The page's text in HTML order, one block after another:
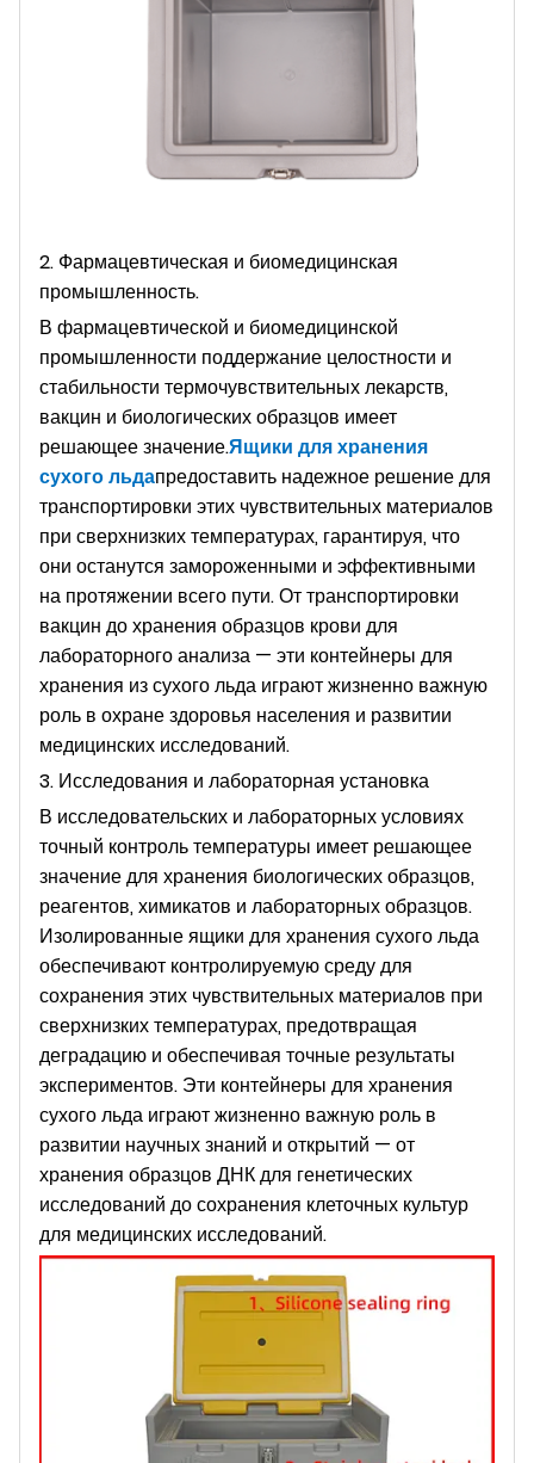
2. Фармацевтическая и биомедицинская
промышленность.
В фармацевтической и биомедицинской
промышленности поддержание целостности и
стабильности термочувствительных лекарств,
вакцин и биологических образцов имеет
решающее значение.Ящики для хранения
сухого льдапредоставить надежное решение для
транспортировки этих чувствительных материалов
при сверхнизких температурах, гарантируя, что
они останутся замороженными и эффективными
на протяжении всего пути. От транспортировки
вакцин до хранения образцов крови для
лабораторного анализа — эти контейнеры для
хранения из сухого льда играют жизненно важную
роль в охране здоровья населения и развитии
медицинских исследований.
3. Исследования и лабораторная установка
В исследовательских и лабораторных условиях
точный контроль температуры имеет решающее
значение для хранения биологических образцов,
реагентов, химикатов и лабораторных образцов.
Изолированные ящики для хранения сухого льда
обеспечивают контролируемую среду для
сохранения этих чувствительных материалов при
сверхнизких температурах, предотвращая
деградацию и обеспечивая точные результаты
экспериментов. Эти контейнеры для хранения
сухого льда играют жизненно важную роль в
развитии научных знаний и открытий — от
хранения образцов ДНК для генетических
исследований до сохранения клеточных культур
для медицинских исследований.